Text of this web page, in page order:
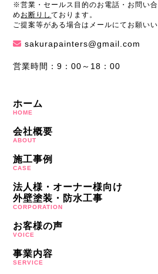
※営業・セールス目的のお電話・お問い
め お断りしております。
ご提案等がある場合はメールにてお願いい
sakurapainters@gmail.com
営業時間：9：00～18：00
ホーム
HOME
会社概要
ABOUT
施工事例
CASE
法人様・オーナー様向け
外壁塗装・防水工事
CORPORATION
お客様の声
VOICE
事業内容
SERVICE